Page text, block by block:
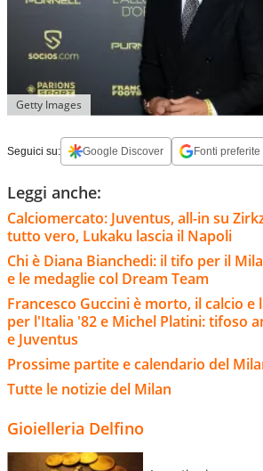
Getty Images
Seguici su: Google Discover Fonti preferite
Leggi anche:
Calciomercato: Juventus, all-in su
tutto vero, Lukaku lascia il Napoli
Chi è Diana Bianchedi: il tifo per il
e le medaglie col Dream Team
Francesco Guccini è morto, il calcio
per l'Italia '82 e Michel Platini: tifoso
e Juventus
Prossime partite e calendario del
Tutte le notizie del Milan
Gioielleria Delfino